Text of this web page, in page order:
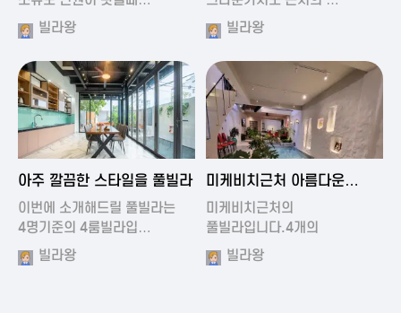
빌라왕
빌라왕
2024-11-19 01:01
아주 깔끔한 스타일을 풀빌라
이번에 소개해드릴 풀빌라는
4명기준의 4룸빌라입…
빌라왕
2024-11-16 15:32
미케비치근처 아름다운
풀빌라
미케비치근처의
풀빌라입니다.4개의
아름다운방과…
빌라왕